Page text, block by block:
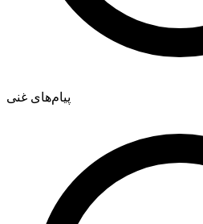
پیام‌های غنی